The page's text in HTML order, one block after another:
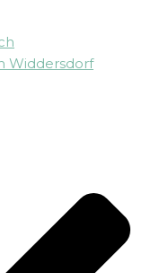
Widdersdorf